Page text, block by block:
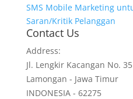
SMS Mobile Marketing
Saran/Kritik Pelanggan
Contact Us
Address:
Jl. Lengkir Kacangan No.
Lamongan - Jawa Timur
INDONESIA - 62275